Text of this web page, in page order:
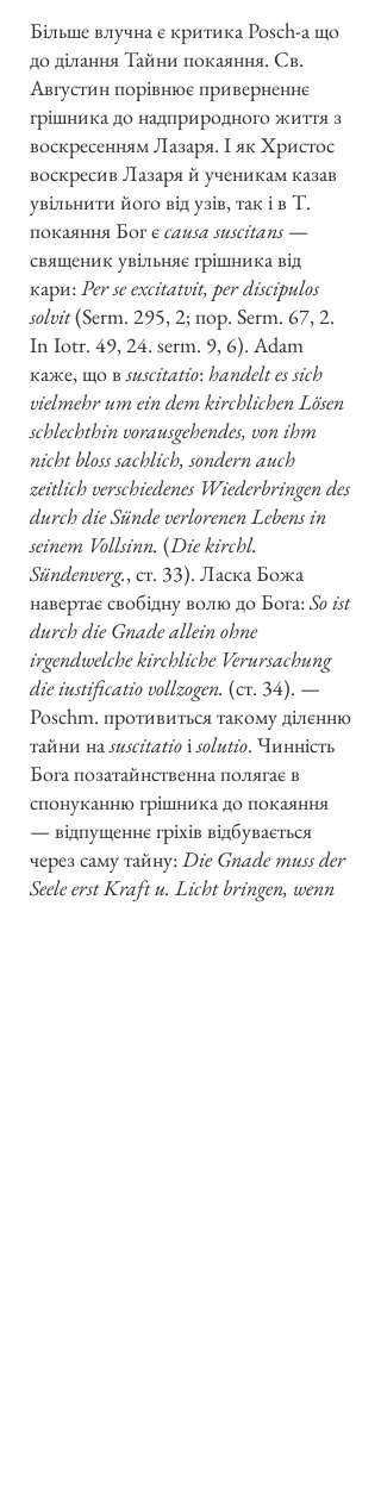
Більше влучна є критика Posch-а що
до ділання Тайни покаяння. Св.
Августин порівнює приверненнє
грішника до надприродного життя з
воскресенням Лазаря. І як Христос
воскресив Лазаря й ученикам казав
увільнити його від узів, так і в Т.
покаяння Бог єcausa suscitans —
священик увільняє грішника від
кари:Per se excitatvit, per discipulos
solvit(Serm. 295, 2; пор. Serm. 67, 2.
In Iotr. 49, 24. serm. 9, 6). Adam
каже, що вsuscitatio:handelt es sich
vielmehr um ein dem kirchlichen Lösen
schlechthin vorausgehendes, von ihm
nicht bloss sachlich, sondern auch
zeitlich verschiedenes Wiederbringen des
durch die Sünde verlorenen Lebens in
seinem Vollsinn. (Die kirchl.
Sündenverg., ст. 33). Ласка Божа
навертає свобідну волю до Бога:So ist
durch die Gnade allein ohne
irgendwelche kirchliche Verursachung
die iustificatio vollzogen. (ст. 34). —
Poschm. противиться такому ділєнню
тайни наsuscitatioіsolutio. Чинність
Бога позатайнственна полягає в
спонуканню грішника до покаяння
— відпущеннє гріхів відбувається
через саму тайну:Die Gnade muss der
Seele erst Kraft u. Licht bringen, wenn